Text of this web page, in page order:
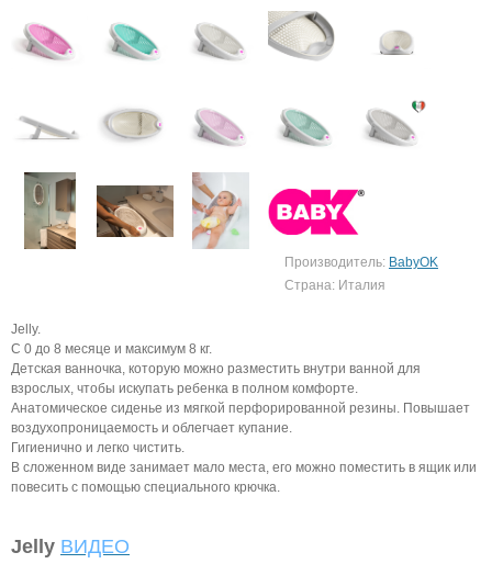
Производитель: BabyOK
Страна: Италия
Jelly.
C 0 до 8 месяце и максимум 8 кг.
Детская ванночка, которую можно разместить внутри ванной для
взрослых, чтобы искупать ребенка в полном комфорте.
Анатомическое сиденье из мягкой перфорированной резины. Повышает
воздухопроницаемость и облегчает купание.
Гигиенично и легко чистить.
В сложенном виде занимает мало места, его можно поместить в ящик или
повесить с помощью специального крючка.
Jelly ВИДЕО